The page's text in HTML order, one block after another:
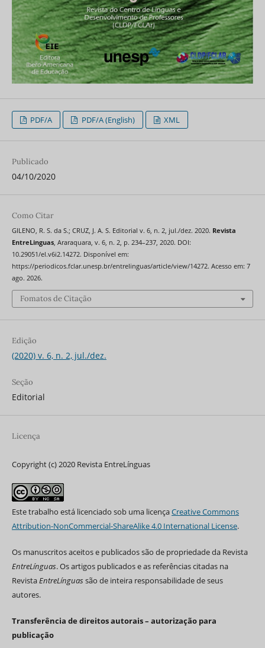
PDF/A PDF/A (English) XML
Publicado
04/10/2020
Como Citar
GILENO, R. S. da S.; CRUZ, J. A. S. Editorial v. 6, n. 2, jul./dez. 2020. Revista
EntreLinguas, Araraquara, v. 6, n. 2, p. 234–237, 2020. DOI:
10.29051/el.v6i2.14272. Disponível em:
https://periodicos.fclar.unesp.br/entrelinguas/article/view/14272. Acesso em: 7
ago. 2026.
Fomatos de Citação
Edição
(2020) v. 6, n. 2, jul./dez.
Seção
Editorial
Licença
Copyright (c) 2020 Revista EntreLínguas
Este trabalho está licenciado sob uma licençaCreative Commons
Attribution-NonCommercial-ShareAlike 4.0 International License.
Os manuscritos aceitos e publicados são de propriedade da Revista
EntreLínguas. Os artigos publicados e as referências citadas na
RevistaEntreLínguas são de inteira responsabilidade de seus
autores.
Transferência de direitos autorais – autorização para
publicação